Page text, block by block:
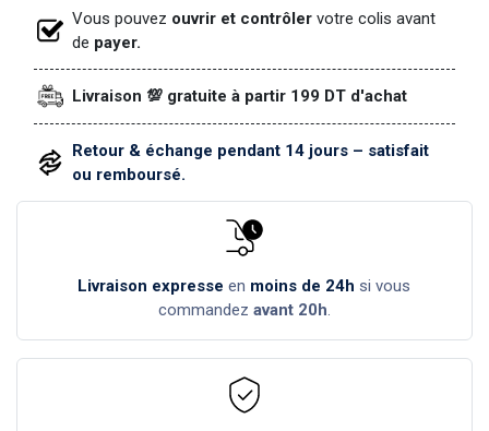
Vous pouvez ouvrir et contrôler votre colis avant
de payer.
Livraison 💯 gratuite à partir 199 DT d'achat
Retour & échange pendant 14 jours – satisfait
ou remboursé.
Livraison expresse en moins de 24h si vous
commandez avant 20h.